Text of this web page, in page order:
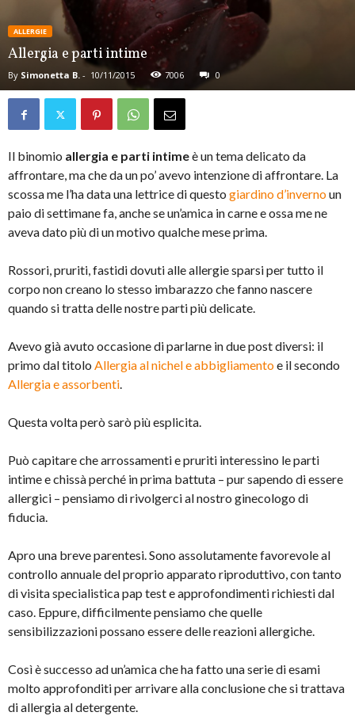
ALLERGIE
Allergia e parti intime
By Simonetta B. - 10/11/2015 7006 0
Il binomio allergia e parti intimeè un tema delicato da
affrontare, ma che da un po’ avevo intenzione di affrontare. La
scossa me l’ha data una lettrice di questo giardino d’invernoun
paio di settimane fa, anche se un’amica in carne e ossa me ne
aveva dato più di un motivo qualche mese prima.
Rossori, pruriti, fastidi dovuti alle allergie sparsi per tutto il
corpo non creano lo stesso imbarazzo che fanno nascere
quando si tratta delle nostre parti più delicate.
Avevo già avuto occasione di parlarne in due post diversi: il
primo dal titolo Allergia al nichel e abbigliamentoe il secondo
Allergia e assorbenti.
Questa volta però sarò più esplicita.
Può capitare che arrossamenti e pruriti interessino le parti
intime e chissà perché in prima battuta – pur sapendo di essere
allergici – pensiamo di rivolgerci al nostro ginecologo di
fiducia.
Apro una breve parentesi. Sono assolutamente favorevole al
controllo annuale del proprio apparato riproduttivo, con tanto
di visita specialistica pap test e approfondimenti richiesti dal
caso. Eppure, difficilmente pensiamo che quelle
sensibilizzazioni possano essere delle reazioni allergiche.
Così è successo ad un’amica che ha fatto una serie di esami
molto approfonditi per arrivare alla conclusione che si trattava
di allergia al detergente.